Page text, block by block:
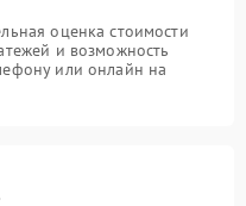
оценка стоимости
и возможность
или онлайн на